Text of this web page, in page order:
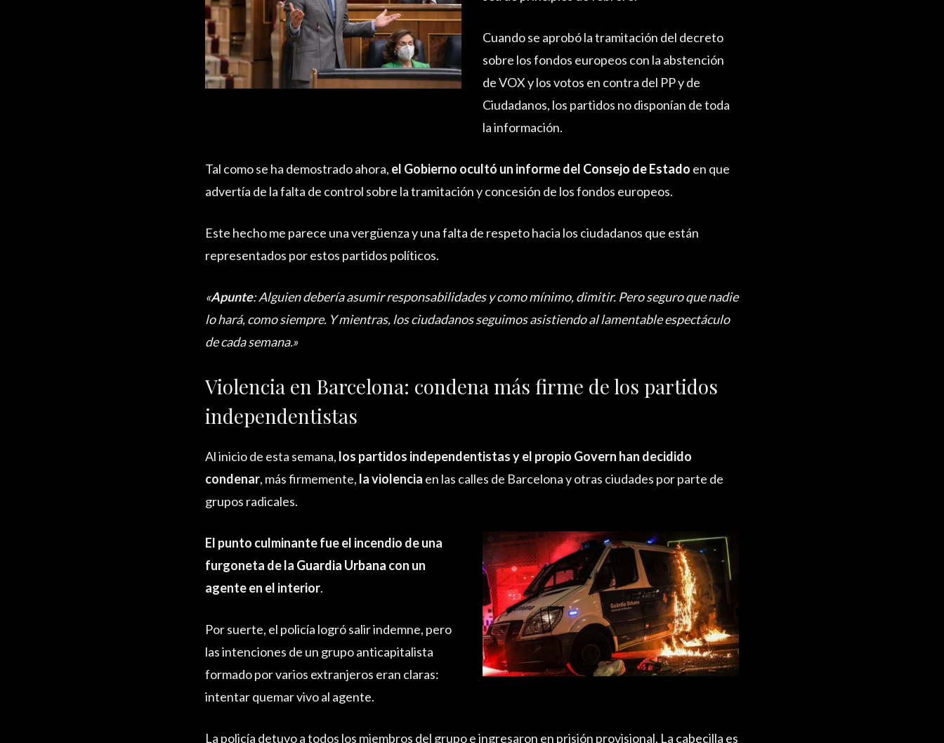
Cuando se aprobó la tramitación del decreto
sobre los fondos europeos con la abstención
de VOX y los votos en contra del PP y de
Ciudadanos, los partidos no disponían de toda
la información.
Tal como se ha demostrado ahora, el Gobierno ocultó un informe del Consejo de Estado en que
advertía de la falta de control sobre la tramitación y concesión de los fondos europeos.
Este hecho me parece una vergüenza y una falta de respeto hacia los ciudadanos que están
representados por estos partidos políticos.
«Apunte: Alguien debería asumir responsabilidades y como mínimo, dimitir. Pero seguro que nadie
lo hará, como siempre. Y mientras, los ciudadanos seguimos asistiendo al lamentable espectáculo
de cada semana.»
Violencia en Barcelona: condena más firme de los partidos
independentistas
Al inicio de esta semana, los partidos independentistas y el propio Govern han decidido
condenar, más firmemente, la violencia en las calles de Barcelona y otras ciudades por parte de
grupos radicales.
El punto culminante fue el incendio de una
furgoneta de la Guardia Urbana con un
agente en el interior.
Por suerte, el policía logró salir indemne, pero
las intenciones de un grupo anticapitalista
formado por varios extranjeros eran claras:
intentar quemar vivo al agente.
La policía detuvo a todos los miembros del grupo e ingresaron en prisión provisional. La cabecilla es